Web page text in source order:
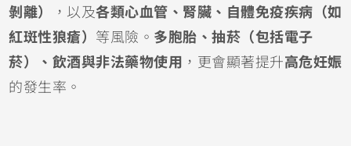
剝離）
，以及各類心血管、腎臟、自體免疫疾病（如
紅斑性狼瘡） 等風險。 多胞胎、抽菸（包括電子
菸）、飲酒與非法藥物使用 ，更會顯著提升高危妊娠
的發生率。